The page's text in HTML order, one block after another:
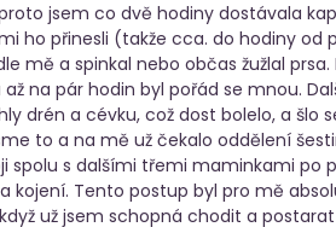
jsem co dvě hodiny dostávala
ho přinesli (takže cca. do hodiny od
mě a spinkal nebo občas žužlal
až na pár hodin byl pořád se mnou.
drén a cévku, což dost bolelo, a šlo
to a na mě už čekalo oddělení
spolu s dalšími třemi maminkami po
kojení. Tento postup byl pro mě
už jsem schopná chodit a